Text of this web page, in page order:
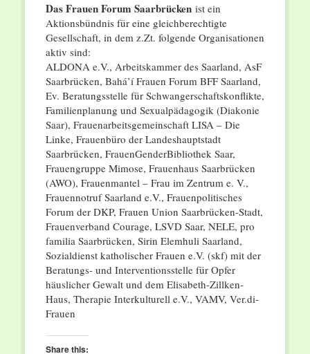
Das Frauen Forum Saarbrückenist ein
Aktionsbündnis für eine gleichberechtigte
Gesellschaft, in dem z.Zt. folgende Organisationen
aktiv sind:
ALDONA e.V., Arbeitskammer des Saarland, AsF
Saarbrücken, Bahá’í Frauen Forum BFF Saarland,
Ev. Beratungsstelle für Schwangerschaftskonflikte,
Familienplanung und Sexualpädagogik (Diakonie
Saar), Frauenarbeitsgemeinschaft LISA – Die
Linke, Frauenbüro der Landeshauptstadt
Saarbrücken, FrauenGenderBibliothek Saar,
Frauengruppe Mimose, Frauenhaus Saarbrücken
(AWO), Frauenmantel – Frau im Zentrum e. V.,
Frauennotruf Saarland e.V., Frauenpolitisches
Forum der DKP, Frauen Union Saarbrücken-Stadt,
Frauenverband Courage, LSVD Saar, NELE, pro
familia Saarbrücken, Sirin Elemhuli Saarland,
Sozialdienst katholischer Frauen e.V. (skf) mit der
Beratungs- und Interventionsstelle für Opfer
häuslicher Gewalt und dem Elisabeth-Zillken-
Haus, Therapie Interkulturell e.V., VAMV, Ver.di-
Frauen
Share this: